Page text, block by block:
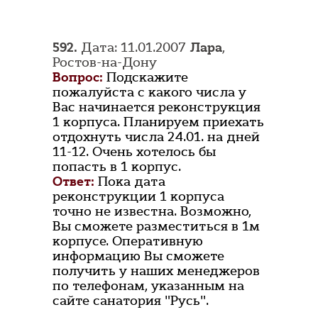
592. Дата: 11.01.2007 Лара,
Ростов-на-Дону
Вопрос: Подскажите
пожалуйста с какого числа у
Вас начинается реконструкция
1 корпуса. Планируем приехать
отдохнуть числа 24.01. на дней
11-12. Очень хотелось бы
попасть в 1 корпус.
Ответ: Пока дата
реконструкции 1 корпуса
точно не известна. Возможно,
Вы сможете разместиться в 1м
корпусе. Оперативную
информацию Вы сможете
получить у наших менеджеров
по телефонам, указанным на
сайте санатория "Русь".